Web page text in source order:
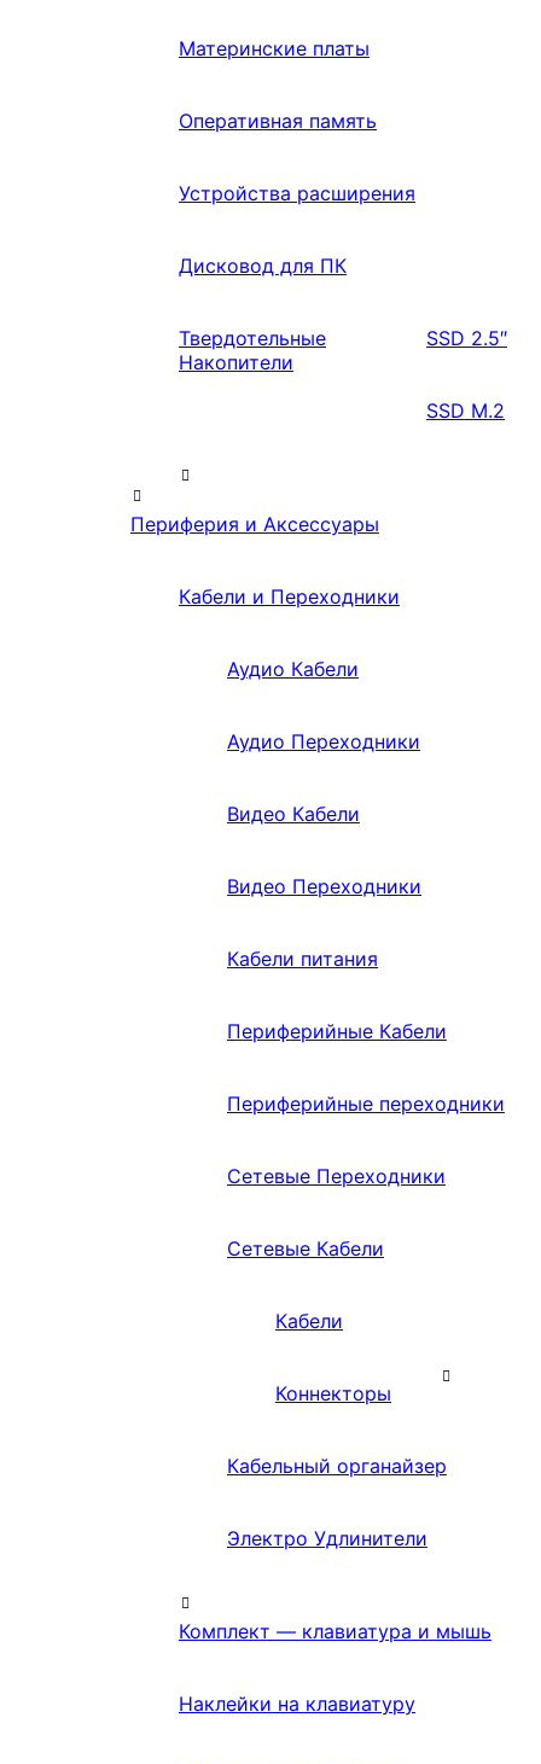
Материнские платы
Оперативная память
Устройства расширения
Дисковод для ПК
Твердотельные
Накопители
SSD 2.5″
SSD M.2
Периферия и Аксессуары
Кабели и Переходники
Аудио Кабели
Аудио Переходники
Видео Кабели
Видео Переходники
Кабели питания
Периферийные Кабели
Периферийные переходники
Сетевые Переходники
Сетевые Кабели
Кабели
Коннекторы
Кабельный органайзер
Электро Удлинители
Комплект — клавиатура и мышь
Наклейки на клавиатуру